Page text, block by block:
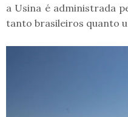
a Usina é administrada
tanto brasileiros quanto